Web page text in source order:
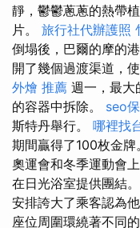
靜，鬱鬱蔥蔥的熱帶
片。 旅行社代辦護照
倒塌後，巴爾的摩的
開了幾個過渡渠道，
外燴 推薦 週一，最大
的容器中拆除。 seo
斯特丹舉行。 哪裡找
期間贏得了100枚金牌
奧運會和冬季運動會
在日光浴室提供團結。
安排誇大了乘客認為
座位周圍環繞著不同的